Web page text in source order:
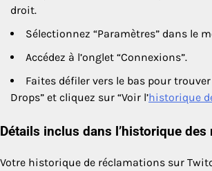
droit.
Sélectionnez “Paramètres” dans le
Accédez à l’onglet “Connexions”.
Faites défiler vers le bas pour
Drops” et cliquez sur “Voir l’historique
Détails inclus dans l’historique
Votre historique de réclamations sur